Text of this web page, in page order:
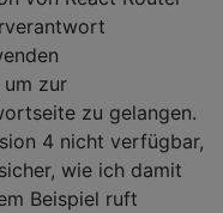
zur
zu gelangen.
4 nicht verfügbar,
wie ich damit
Beispiel ruft